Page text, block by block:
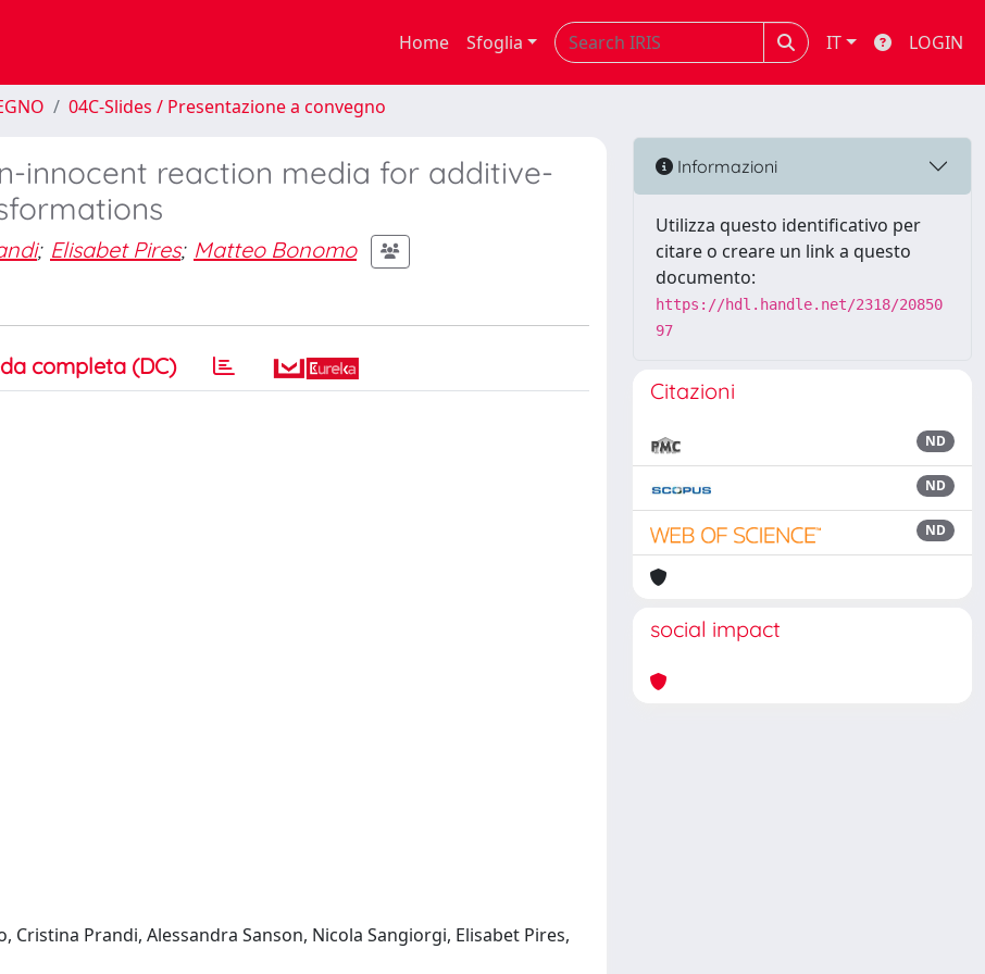
Home Sfoglia IT LOGIN
04C-Slides / Presentazione a convegno
innocent reaction media for additive-
; Elisabet Pires; Matteo Bonomo
completa (DC)
Prandi, Alessandra Sanson, Nicola Sangiorgi, Elisabet Pires,
Informazioni
Utilizza questo identificativo per
citare o creare un link a questo
documento:
https://hdl.handle.net/2318/20850
97
Citazioni
ND
ND
ND
social impact